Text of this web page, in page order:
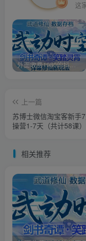
这
外面收费1980的抖音武动时空直播项目，无需真人出镜，实时互动直播【软件+详细教程】
上一篇
苏博士微信淘宝客新手
操营1-7天（共计58课）
相关推荐